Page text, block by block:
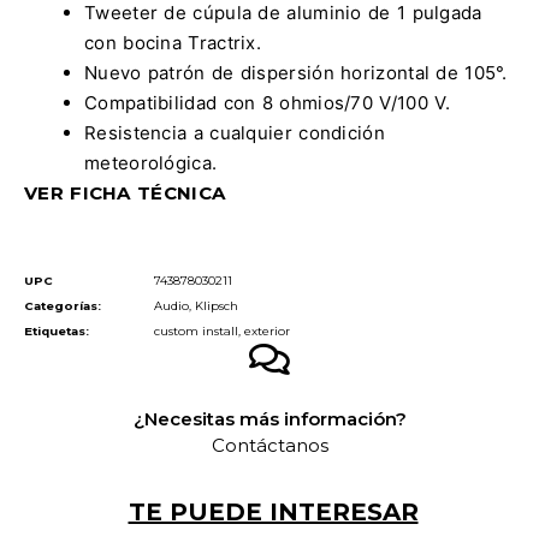
Tweeter de cúpula de aluminio de 1 pulgada
con bocina Tractrix.
Nuevo patrón de dispersión horizontal de 105°.
Compatibilidad con 8 ohmios/70 V/100 V.
Resistencia a cualquier condición
meteorológica.
VER FICHA TÉCNICA
UPC
743878030211
Categorías:
Audio Klipsch
Etiquetas:
custom install exterior
¿Necesitas más información?
Contáctanos
TE PUEDE INTERESAR